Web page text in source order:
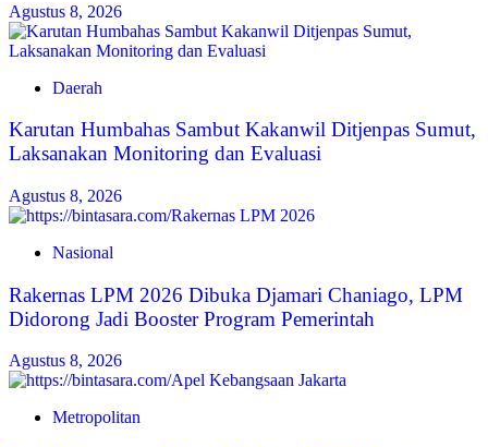
Agustus 8, 2026
Daerah
Karutan Humbahas Sambut Kakanwil Ditjenpas Sumut,
Laksanakan Monitoring dan Evaluasi
Agustus 8, 2026
Nasional
Rakernas LPM 2026 Dibuka Djamari Chaniago, LPM
Didorong Jadi Booster Program Pemerintah
Agustus 8, 2026
Metropolitan